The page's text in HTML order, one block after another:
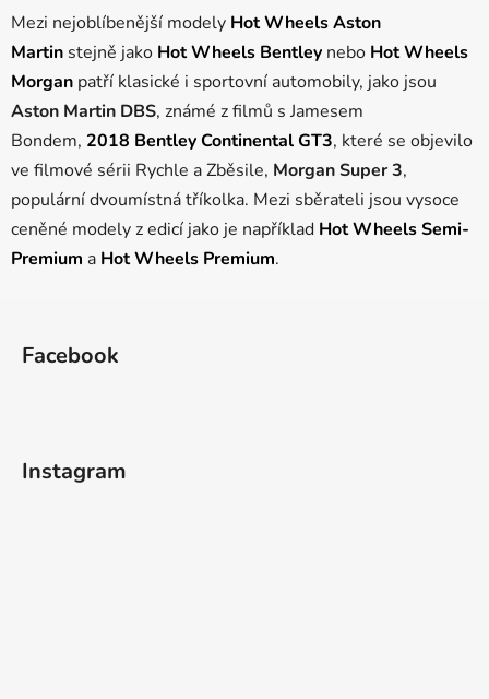
l
á
d
a
c
í
p
r
v
k
y
Mezi nejoblíbenější modely Hot Wheels Aston
Martin stejně jako Hot Wheels Bentley nebo Hot Wheels
Morgan patří klasické i sportovní automobily, jako jsou
Aston Martin DBS, známé z filmů s Jamesem
Bondem, 2018 Bentley Continental GT3, které se objevilo
ve filmové sérii Rychle a Zběsile, Morgan Super 3,
populární dvoumístná tříkolka. Mezi sběrateli jsou vysoce
ceněné modely z edicí jako je například Hot Wheels Semi-
Premium a Hot Wheels Premium.
Facebook
Instagram